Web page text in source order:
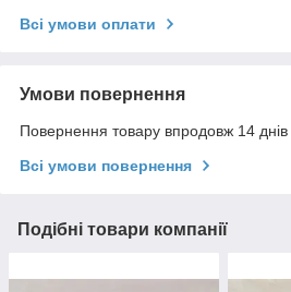
Всі умови оплати
Умови повернення
Повернення товару впродовж 14
Всі умови повернення
Подібні товари компанії